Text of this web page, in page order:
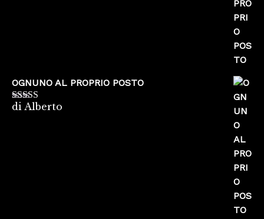
OGNUNO AL PROPRIO POSTO
Valutato5su
di Alberto